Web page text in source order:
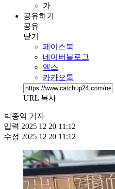
가
공유하기
공유
닫기
페이스북
네이버블로그
엑스
카카오톡
URL 복사
박종익 기자
입력 2025 12 20 11:12
수정 2025 12 20 11:12